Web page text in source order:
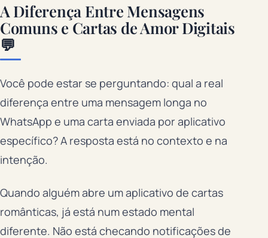
A Diferença Entre Mensagens
Comuns e Cartas de Amor Digitais
💬
Você pode estar se perguntando: qual a real
diferença entre uma mensagem longa no
WhatsApp e uma carta enviada por aplicativo
específico? A resposta está no contexto e na
intenção.
Quando alguém abre um aplicativo de cartas
românticas, já está num estado mental
diferente. Não está checando notificações de